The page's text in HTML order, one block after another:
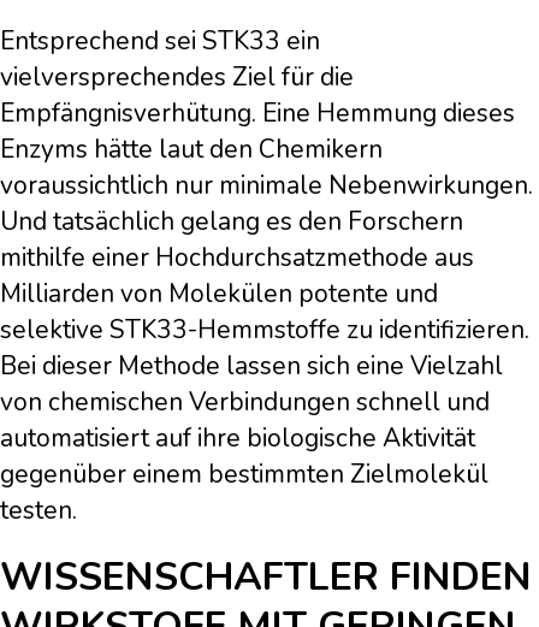
Entsprechend sei STK33 ein
vielversprechendes Ziel für die
Empfängnisverhütung. Eine Hemmung dieses
Enzyms hätte laut den Chemikern
voraussichtlich nur minimale Nebenwirkungen.
Und tatsächlich gelang es den Forschern
mithilfe einer Hochdurchsatzmethode aus
Milliarden von Molekülen potente und
selektive STK33-Hemmstoffe zu identifizieren.
Bei dieser Methode lassen sich eine Vielzahl
von chemischen Verbindungen schnell und
automatisiert auf ihre biologische Aktivität
gegenüber einem bestimmten Zielmolekül
testen.
WISSENSCHAFTLER FINDEN